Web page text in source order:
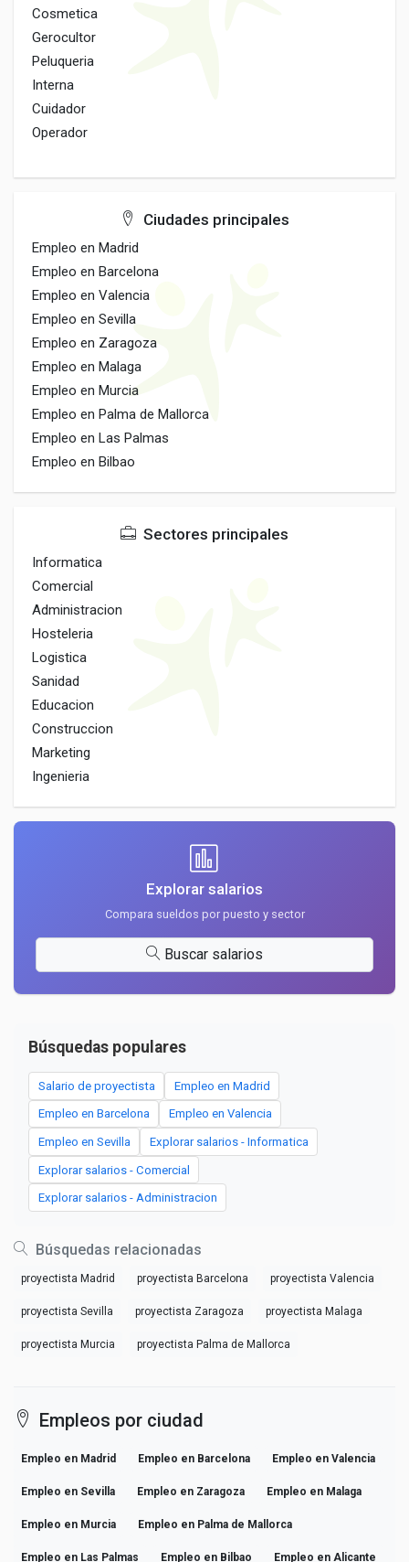
Cosmetica
Gerocultor
Peluqueria
Interna
Cuidador
Operador
Ciudades principales
Empleo en Madrid
Empleo en Barcelona
Empleo en Valencia
Empleo en Sevilla
Empleo en Zaragoza
Empleo en Malaga
Empleo en Murcia
Empleo en Palma de Mallorca
Empleo en Las Palmas
Empleo en Bilbao
Sectores principales
Informatica
Comercial
Administracion
Hosteleria
Logistica
Sanidad
Educacion
Construccion
Marketing
Ingenieria
Explorar salarios
Compara sueldos por puesto y sector
Buscar salarios
Búsquedas populares
Salario de proyectista Empleo en Madrid
Empleo en Barcelona Empleo en Valencia
Empleo en Sevilla Explorar salarios - Informatica
Explorar salarios - Comercial
Explorar salarios - Administracion
Búsquedas relacionadas
proyectista Madrid proyectista Barcelona proyectista Valencia
proyectista Sevilla proyectista Zaragoza proyectista Malaga
proyectista Murcia proyectista Palma de Mallorca
Empleos por ciudad
Empleo en Madrid Empleo en Barcelona Empleo en Valencia
Empleo en Sevilla Empleo en Zaragoza Empleo en Malaga
Empleo en Murcia Empleo en Palma de Mallorca
Empleo en Las Palmas Empleo en Bilbao Empleo en Alicante